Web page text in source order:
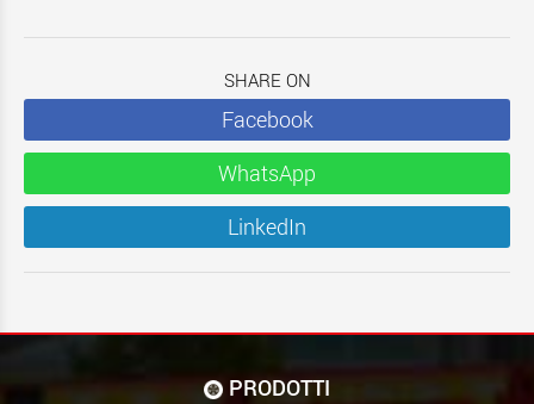
SHARE ON
Facebook
WhatsApp
LinkedIn
PRODOTTI